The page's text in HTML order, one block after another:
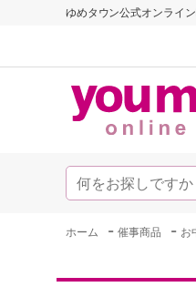
ゆめタウン公式オンライ
ホーム -催事商品 - お